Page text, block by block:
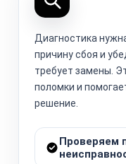
Диагностика
причину сбоя и
требует замены.
поломки и
решение.
Проверяем